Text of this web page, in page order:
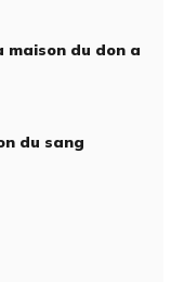
maison du don a
du sang